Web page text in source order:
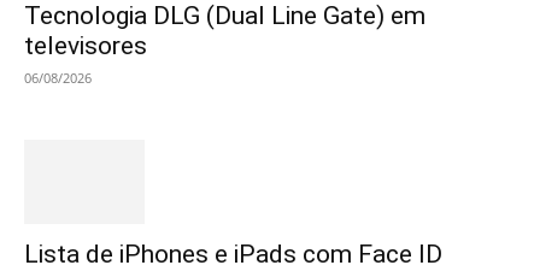
Tecnologia DLG (Dual Line Gate) em
televisores
06/08/2026
Lista de iPhones e iPads com Face ID